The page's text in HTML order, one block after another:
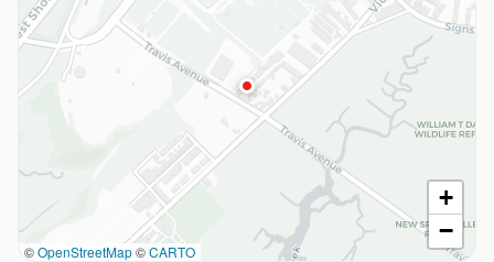
©OpenStreetMap©CARTO
+
−